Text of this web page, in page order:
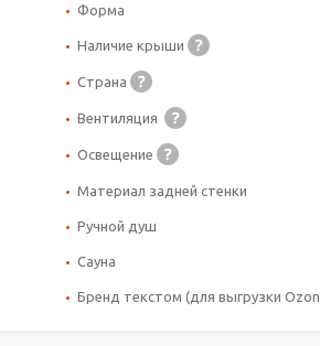
Форма
Наличие крыши
Страна
Вентиляция
Освещение
Материал задней стенки
Ручной душ
Сауна
Бренд текстом (для выгрузки